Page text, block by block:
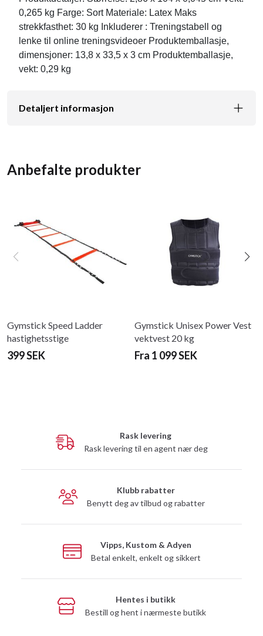
0,265 kg Farge: Sort Materiale: Latex Maks
strekkfasthet: 30 kg Inkluderer : Treningstabell og
lenke til online treningsvideoer Produktemballasje,
dimensjoner: 13,8 x 33,5 x 3 cm Produktemballasje,
vekt: 0,29 kg
Detaljert informasjon
Anbefalte produkter
Gymstick Speed ​​​​Ladder
hastighetsstige
399 SEK
Gymstick Unisex Power Vest
vektvest 20 kg
Fra 1 099 SEK
Rask levering
Rask levering til en agent nær deg
Klubb rabatter
Benytt deg av tilbud og rabatter
Vipps, Kustom & Adyen
Betal enkelt, enkelt og sikkert
Hentes i butikk
Bestill og hent i nærmeste butikk